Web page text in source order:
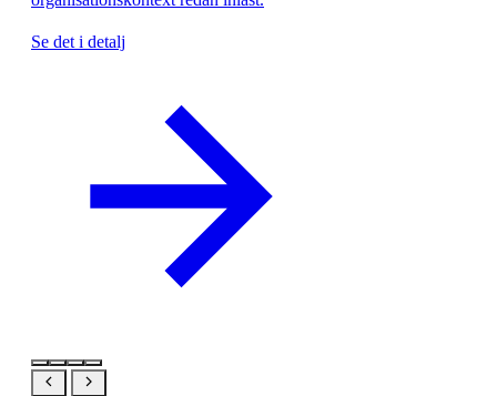
Se det i detalj